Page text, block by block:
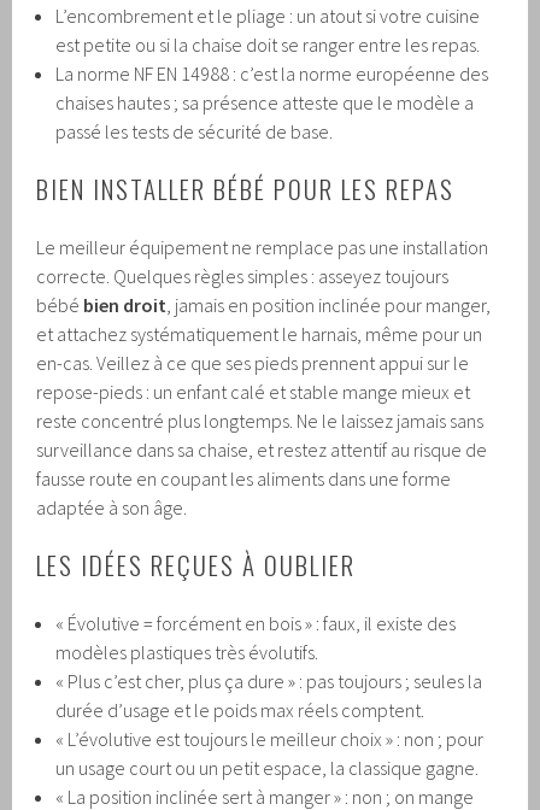
L’encombrement et le pliage : un atout si votre cuisine
est petite ou si la chaise doit se ranger entre les repas.
La norme NF EN 14988 : c’est la norme européenne des
chaises hautes ; sa présence atteste que le modèle a
passé les tests de sécurité de base.
BIEN INSTALLER BÉBÉ POUR LES REPAS
Le meilleur équipement ne remplace pas une installation
correcte. Quelques règles simples : asseyez toujours
bébé bien droit , jamais en position inclinée pour manger,
et attachez systématiquement le harnais, même pour un
en-cas. Veillez à ce que ses pieds prennent appui sur le
repose-pieds : un enfant calé et stable mange mieux et
reste concentré plus longtemps. Ne le laissez jamais sans
surveillance dans sa chaise, et restez attentif au risque de
fausse route en coupant les aliments dans une forme
adaptée à son âge.
LES IDÉES REÇUES À OUBLIER
« Évolutive = forcément en bois » : faux, il existe des
modèles plastiques très évolutifs.
« Plus c’est cher, plus ça dure » : pas toujours ; seules la
durée d’usage et le poids max réels comptent.
« L’évolutive est toujours le meilleur choix » : non ; pour
un usage court ou un petit espace, la classique gagne.
« La position inclinée sert à manger » : non ; on mange